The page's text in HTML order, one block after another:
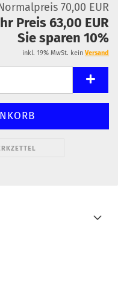
70,00 EUR
Preis 63,00 EUR
Sie sparen 10%
inkl. 19% MwSt. kein Versand